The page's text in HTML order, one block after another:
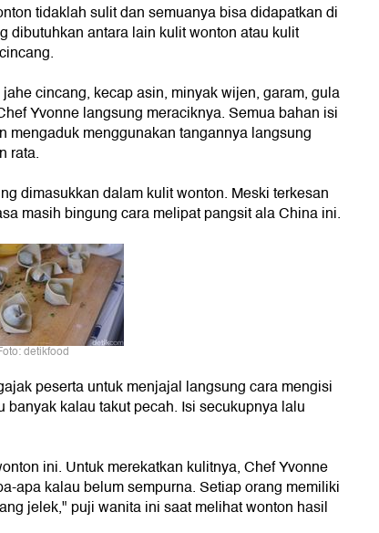
tidaklah sulit dan semuanya bisa didapatkan di
dibutuhkan antara lain kulit wonton atau kulit
cincang, kecap asin, minyak wijen, garam, gula
Yvonne langsung meraciknya. Semua bahan isi
mengaduk menggunakan tangannya langsung
rata.
dimasukkan dalam kulit wonton. Meski terkesan
masih bingung cara melipat pangsit ala China ini.
detikfood
peserta untuk menjajal langsung cara mengisi
kalau takut pecah. Isi secukupnya lalu
ini. Untuk merekatkan kulitnya, Chef Yvonne
apa kalau belum sempurna. Setiap orang memiliki
jelek," puji wanita ini saat melihat wonton hasil